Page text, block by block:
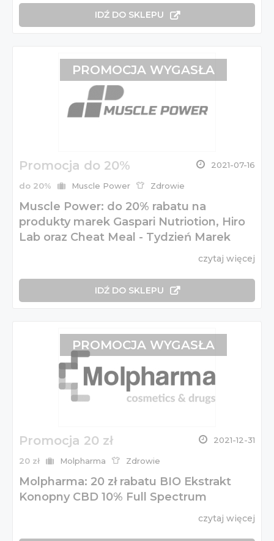
IDŹ DO SKLEPU
Promocja do 20% 2021-07-16
do 20% Muscle Power Zdrowie
Muscle Power: do 20% rabatu na
produkty marek Gaspari Nutriotion, Hiro
Lab oraz Cheat Meal - Tydzień Marek
czytaj więcej
IDŹ DO SKLEPU
PROMOCJA WYGASŁA
Promocja 20 zł 2021-12-31
20 zł Molpharma Zdrowie
Molpharma: 20 zł rabatu BIO Ekstrakt
Konopny CBD 10% Full Spectrum
czytaj więcej
PROMOCJA WYGASŁA